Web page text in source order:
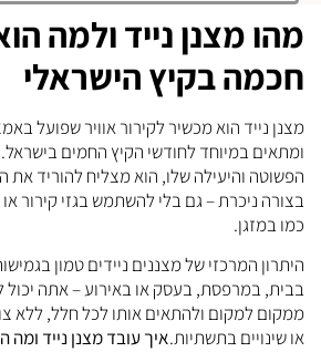
מהו מצנן נייד ולמה
חכמה בקיץ הישראלי
מצנן נייד הוא מכשיר לקירור אוויר שפועל
ומתאים במיוחד לחודשי הקיץ החמים בישראל.
הפשוטה והיעילה שלו, הוא מצליח להוריד
בצורה ניכרת – גם בלי להשתמש בגזי קירור
כמו במזגן.
היתרון המרכזי של מצננים ניידים טמון
בבית, במרפסת, בעסק או באירוע – אתה יכול
ממקום למקום ולהתאים אותו לכל חלל, ללא
או שינויים בתשתיות.איך עובד מצנן נייד ומה